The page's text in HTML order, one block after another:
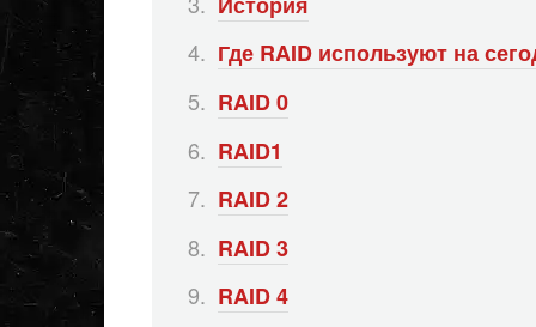
Где RAID используют на
RAID 0
RAID1
RAID 2
RAID 3
RAID 4